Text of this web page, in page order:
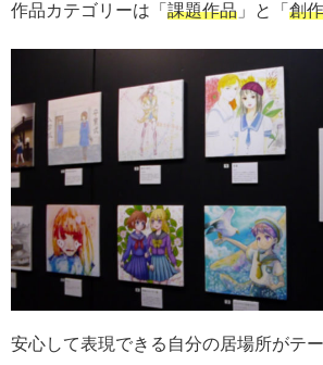
作品カテゴリーは「 課題作品 」と「 創
安心して表現できる自分の居場所がテ